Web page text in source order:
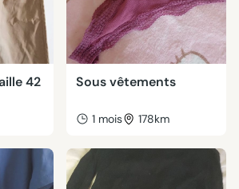
42 Sous vêtements
1 mois 178km